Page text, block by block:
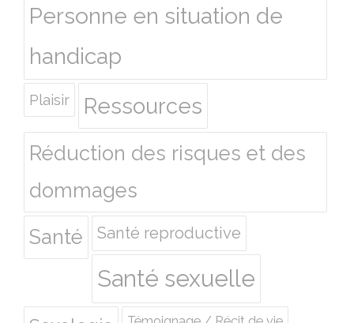
Personne en situation de
handicap
Plaisir Ressources
Réduction des risques et des
dommages
Santé
Santé reproductive
Santé sexuelle